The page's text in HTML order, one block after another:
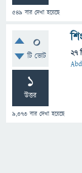
549 বার দেখা হয়েছে
0
টি ভোট
1
উত্তর
9,373 বার দেখা হয়েছে
27